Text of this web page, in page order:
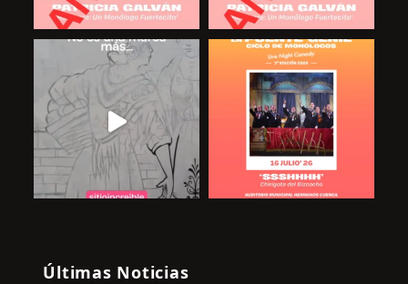
Últimas Noticias